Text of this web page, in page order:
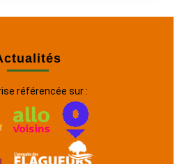
référencée sur :